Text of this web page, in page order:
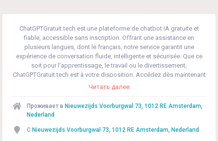
ChatGPTGratuit.tech est une plateforme de chatbot IA gratuite et
fiable, accessible sans inscription. Offrant une assistance en
plusieurs langues, dont le français, notre service garantit une
expérience de conversation fluide, intelligente et sécurisée. Que ce
soit pour l’apprentissage, le travail ou le divertissement,
ChatGPTGratuit.tech est à votre disposition. Accédez dès maintenant
et découvrez la puissance de l’IA !
Читать далее
Проживает в Nieuwezijds Voorburgwal 73, 1012 RE Amsterdam,
Nederland
С Nieuwezijds Voorburgwal 73, 1012 RE Amsterdam, Nederland